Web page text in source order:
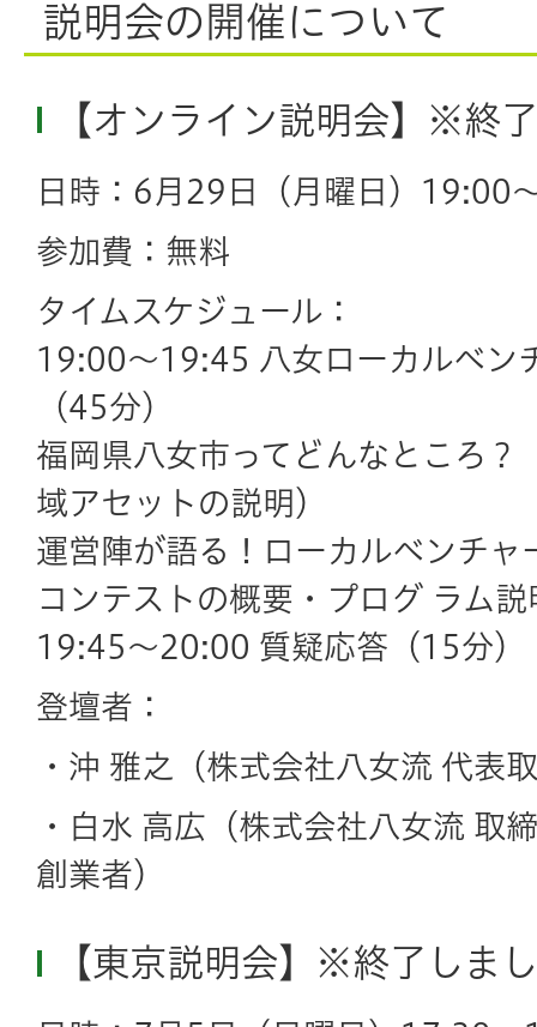
説明会の開催について
【オンライン説明会】※終
日時：6月29日（月曜日）19:00
参加費：無料
タイムスケジュール：
19:00～19:45 八女ローカルベン
（45分）
福岡県八女市ってどんなところ？
域アセットの説明）
運営陣が語る！ローカルベンチャ
コンテストの概要・プログ ラム説
19:45～20:00 質疑応答（15分）
登壇者：
・沖 雅之
（株式会社八女流 代表
・白水 高広 （株式会社八女流 取
創業者）
【東京説明会】※終了しま